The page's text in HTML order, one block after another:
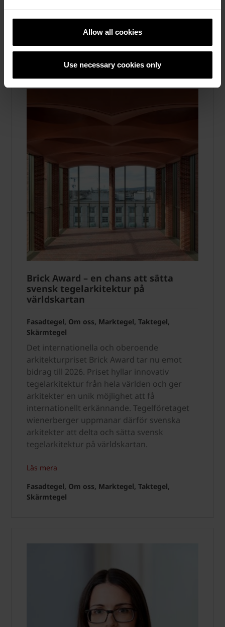
Allow all cookies
Use necessary cookies only
Läs mera
Fasadtegel, Taktegel, Marktegel, Skärmtegel, Om
Brick Award – en chans att sätta
svensk tegelarkitektur på
världskartan
Fasadtegel, Om oss, Marktegel, Taktegel,
Skärmtegel
Det internationella och oberoende
arkitekturpriset Brick Award tar nu emot
bidrag till 2026. Priset hyllar innovativ
tegelarkitektur från hela världen och ger
arkitekter en unik möjlighet att få
internationellt erkännande. Tegelföretaget
wienerberger uppmanar därför svenska
arkitekter att delta och sätta svensk
tegelarkitektur på världskartan.
Läs mera
Fasadtegel, Om oss, Marktegel, Taktegel,
Skärmtegel